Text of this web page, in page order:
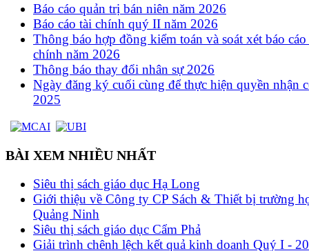
Báo cáo quản trị bán niên năm 2026
Báo cáo tài chính quý II năm 2026
Thông báo hợp đồng kiểm toán và soát xét báo cáo
chính năm 2026
Thông báo thay đổi nhân sự 2026
Ngày đăng ký cuối cùng để thực hiện quyền nhận
2025
BÀI XEM NHIỀU NHẤT
Siêu thị sách giáo dục Hạ Long
Giới thiệu về Công ty CP Sách & Thiết bị trường
Quảng Ninh
Siêu thị sách giáo dục Cẩm Phả
Giải trình chênh lệch kết quả kinh doanh Quý I -